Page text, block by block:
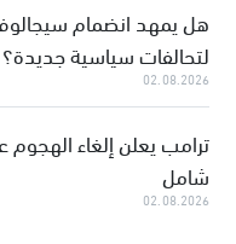
هل يمهد انضمام
لتحالفات سياسية جديدة؟
02.08.2026
ترامب يعلن إلغاء الهجوم
شامل
02.08.2026